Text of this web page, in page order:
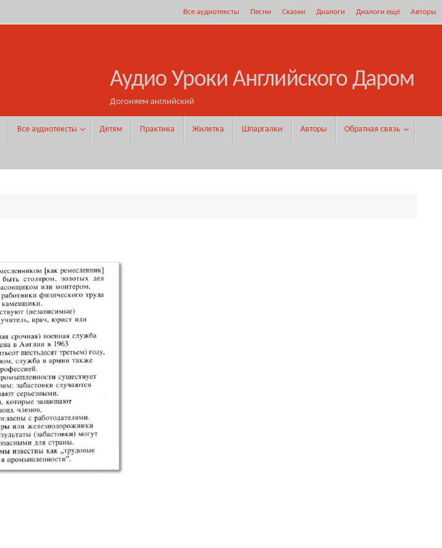
Все аудиотексты Песни Сказки Диалоги Диалоги ещё Авторы
Аудио Уроки Английского Даром
Догоняем английский
Все аудиотексты Детям Практика Жилетка Шпаргалки Авторы Обратная связь